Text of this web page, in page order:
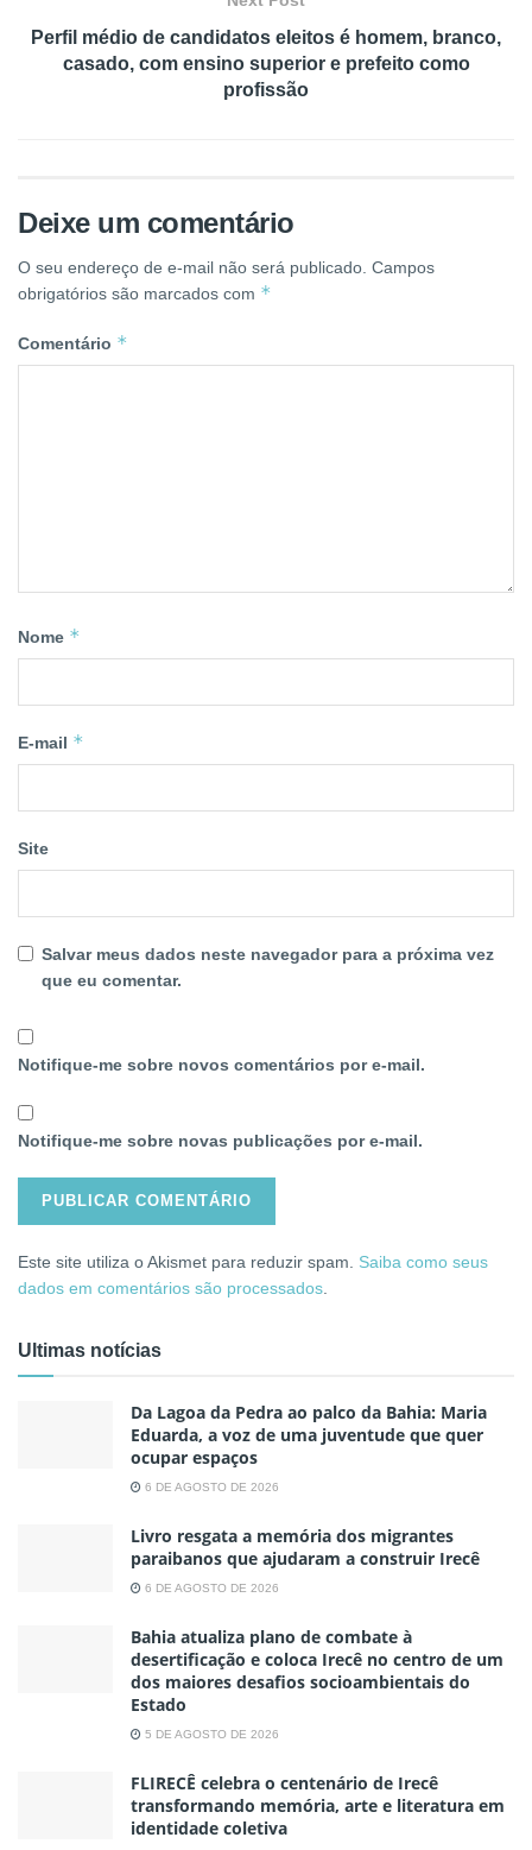
Perfil médio de candidatos eleitos é homem, branco,
casado, com ensino superior e prefeito como
profissão
Deixe um comentário
O seu endereço de e-mail não será publicado. Campos
obrigatórios são marcados com *
Comentário *
Nome *
E-mail *
Site
Salvar meus dados neste navegador para a próxima vez
que eu comentar.
Notifique-me sobre novos comentários por e-mail.
Notifique-me sobre novas publicações por e-mail.
Este site utiliza o Akismet para reduzir spam. Saiba como seus
dados em comentários são processados
Ultimas notícias
Da Lagoa da Pedra ao palco da Bahia: Maria
Eduarda, a voz de uma juventude que quer
ocupar espaços
6 DE AGOSTO DE 2026
Livro resgata a memória dos migrantes
paraibanos que ajudaram a construir Irecê
6 DE AGOSTO DE 2026
Bahia atualiza plano de combate à
desertificação e coloca Irecê no centro de um
dos maiores desafios socioambientais do
Estado
5 DE AGOSTO DE 2026
FLIRECÊ celebra o centenário de Irecê
transformando memória, arte e literatura em
identidade coletiva